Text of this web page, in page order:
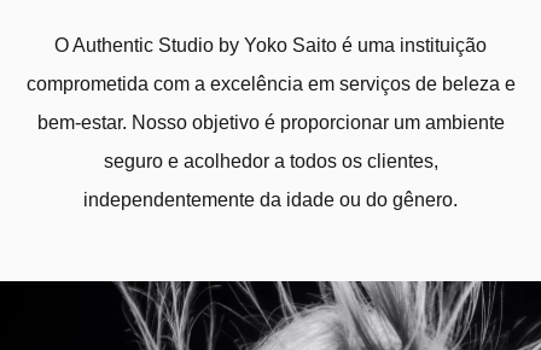
O Authentic Studio by Yoko Saito é uma instituição
comprometida com a excelência em serviços de beleza e
bem-estar. Nosso objetivo é proporcionar um ambiente
seguro e acolhedor a todos os clientes,
independentemente da idade ou do gênero.